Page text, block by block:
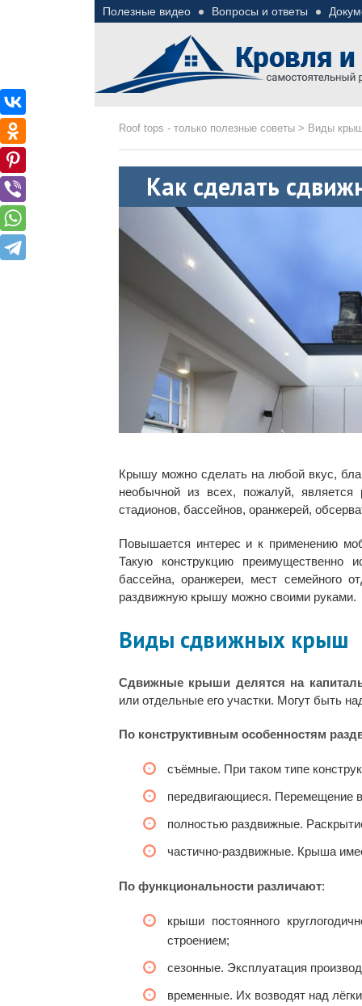
Полезные видео Вопросы и ответы
Roof tops - только полезные советы > Виды
Как сделать
Крышу можно сделать на любой вкус,
необычной из всех, пожалуй,
стадионов, бассейнов, оранжерей,
Повышается интерес и к применению
Такую конструкцию преимущественно
бассейна, оранжереи, мест семейного
раздвижную крышу можно своими руками.
Виды сдвижных крыш
Сдвижные крыши делятся на
или отдельные его участки. Могут быть
По конструктивным особенностям
съёмные. При таком типе
передвигающиеся. Перемещение
полностью раздвижные.
частично-раздвижные. Крыша
По функциональности различают:
крыши постоянного
строением;
сезонные. Эксплуатация
временные. Их возводят над